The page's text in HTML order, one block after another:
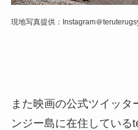
現地写真提供：Instagram＠
また映画の公式ツイッ
ンジー島に在住している